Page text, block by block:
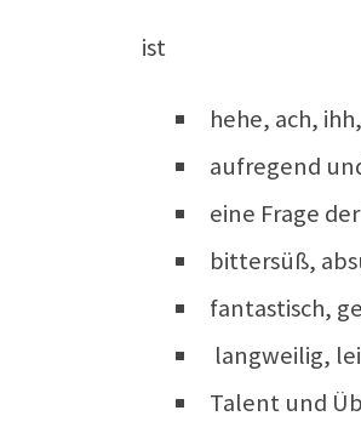
ist
hehe, ach,
aufregend
eine Frage
bittersüß,
fantastisch,
langweilig,
Talent und